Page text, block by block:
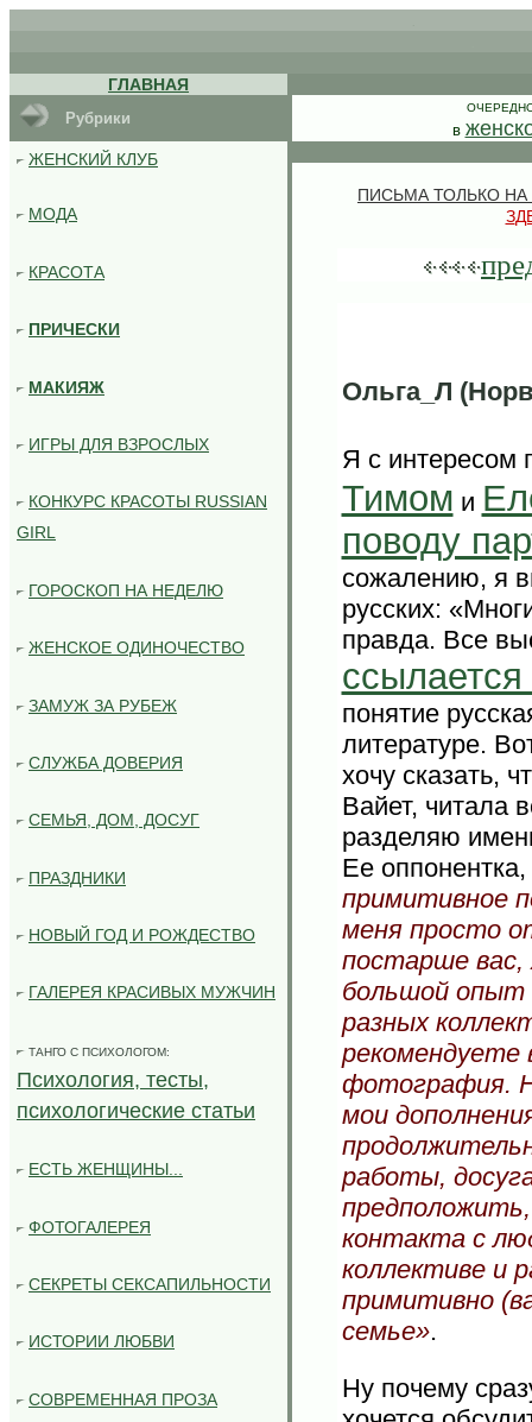
ГЛАВНАЯ
Рубрики
ЖЕНСКИЙ КЛУБ
МОДА
КРАСОТА
ПРИЧЕСКИ
МАКИЯЖ
ИГРЫ ДЛЯ ВЗРОСЛЫХ
КОНКУРС КРАСОТЫ RUSSIAN
GIRL
ГОРОСКОП НА НЕДЕЛЮ
ЖЕНСКОЕ ОДИНОЧЕСТВО
ЗАМУЖ ЗА РУБЕЖ
СЛУЖБА ДОВЕРИЯ
СЕМЬЯ, ДОМ, ДОСУГ
ПРАЗДНИКИ
НОВЫЙ ГОД И РОЖДЕСТВО
ГАЛЕРЕЯ КРАСИВЫХ МУЖЧИН
ТАНГО С ПСИХОЛОГОМ:
Психология, тесты,
психологические статьи
ЕСТЬ ЖЕНЩИНЫ...
ФОТОГАЛЕРЕЯ
СЕКРЕТЫ СЕКСАПИЛЬНОСТИ
ИСТОРИИ ЛЮБВИ
СОВРЕМЕННАЯ ПРОЗА
в
ПИСЬМА ТОЛЬКО
З
Ольга_Л
Я с интересом
Тимом и
поводу
сожалению, я
русских:
правда. Все
понятие
литературе.
хочу сказать,
Вайет, читала
разделяю
Ее
примитивное
меня просто
постарше вас,
большой опыт
разных
рекомендуете
фотография.
мои
работы,
контакта с
коллективе и
примитивно
семье».
Ну почему